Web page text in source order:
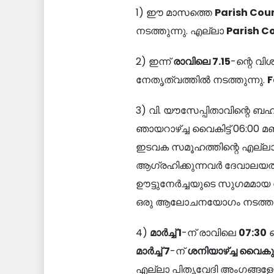
1) ഈ മാസത്തെ Parish
നടത്തുന്നു. എല്ലാ Parish
2) ഇന്ന്രാവിലെ7.15-ന്റെ
നേതൃത്വത്തിൽ നടത്തുന്നു.
3) വി. യൗസേപ്പിതാവിന്റെ
ഞായറാഴ്ച്ച വൈകിട്ട്
ഇടവക സമൂഹത്തിന്റെ
ആഗ്രഹിക്കുന്നവർ
ഊട്ടുനേർച്ചയുടെ സുഗമമായ
ഒരു ആലോചനയോഗം
4) മാർച്ച്1-ന് രാവിലെ 07:30
മാർച്ച്7-ന്ശനിയാഴ്ച്ച
എല്ലാ പിതൃവേദി